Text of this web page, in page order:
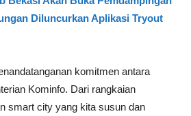
Diluncurkan Aplikasi Tryout
komitmen antara
Kominfo. Dari rangkaian
smart city yang kita susun dan